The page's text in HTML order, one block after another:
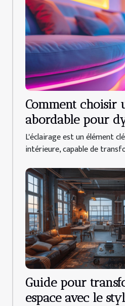
Comment choisir
abordable pour
votre déco
L'éclairage est un élément
intérieure, capable de
Guide pour
espace avec le